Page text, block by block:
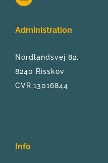
Administration
Nordlandsvej 82,
8240 Risskov
CVR:13016844
Info